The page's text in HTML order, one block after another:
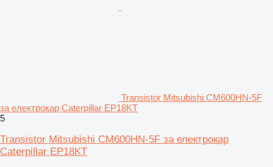
Transistor Mitsubishi CM600HN-5F
за електрокар Caterpillar EP18KT
5
Transistor Mitsubishi CM600HN-5F за електрокар
Caterpillar EP18KT